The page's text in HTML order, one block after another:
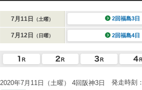
7月11日 （土曜） 2回福島3日
7月12日 （日曜） 2回福島4日
2020年7月11日（土曜） 4回阪神3日 発走時刻：